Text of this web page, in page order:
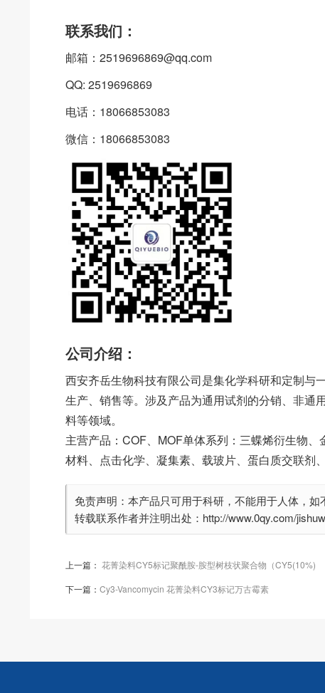
联系我们：
邮箱：2519696869@qq.com
QQ: 2519696869
电话：18066853083
微信：18066853083
公司介绍：
西安齐岳生物科技有限公司是集化学科研和定制与
生产、销售等。涉及产品为通用试剂的分销、非通
料等领域。
主营产品：COF、MOF单体系列：三蝶烯衍生物
材料、点击化学、凝集素、载玻片、蛋白质交联剂
免责声明：本产品只可用于科研，不能用于人体，如
转载联系作者并注明出处：http://www.0qy.com/
上一篇： 花菁染料CY5标记聚酰胺-胺型树枝状聚合物（CY5(10%)
下一篇： Cy3-Vancomycin 花菁染料CY3标记万古霉素